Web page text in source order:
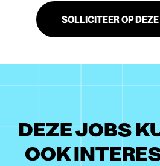
SOLLICITEER OP
DEZE JOBS
OOK